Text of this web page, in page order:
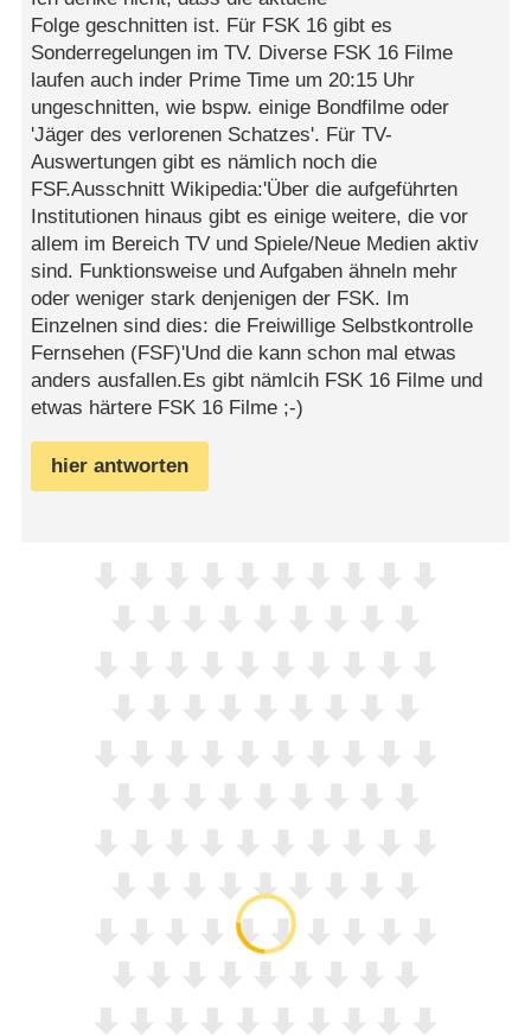
Folge geschnitten ist. Für FSK 16 gibt es
Sonderregelungen im TV. Diverse FSK 16 Filme
laufen auch inder Prime Time um 20:15 Uhr
ungeschnitten, wie bspw. einige Bondfilme oder
'Jäger des verlorenen Schatzes'. Für TV-
Auswertungen gibt es nämlich noch die
FSF.Ausschnitt Wikipedia:'Über die aufgeführten
Institutionen hinaus gibt es einige weitere, die vor
allem im Bereich TV und Spiele/Neue Medien aktiv
sind. Funktionsweise und Aufgaben ähneln mehr
oder weniger stark denjenigen der FSK. Im
Einzelnen sind dies: die Freiwillige Selbstkontrolle
Fernsehen (FSF)'Und die kann schon mal etwas
anders ausfallen.Es gibt nämlcih FSK 16 Filme und
etwas härtere FSK 16 Filme ;-)
hier antworten